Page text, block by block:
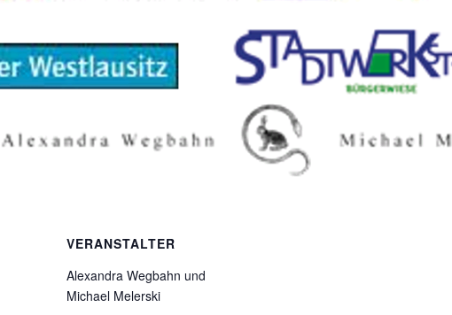
VERANSTALTER
Alexandra Wegbahn und
Michael Melerski